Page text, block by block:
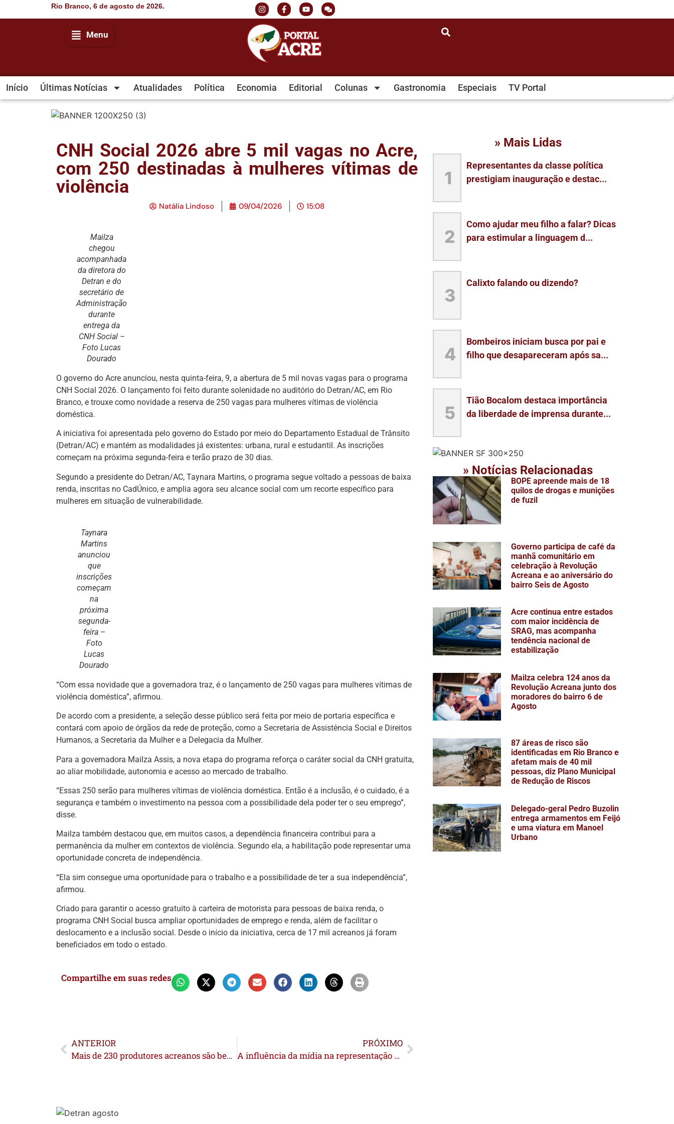
Rio Branco, 6 de agosto de 2026.
Menu
Início Últimas Notícias Atualidades Política Economia Editorial Colunas Gastronomia Especiais TV Portal
CNH Social 2026 abre 5 mil vagas no Acre,
com 250 destinadas à mulheres vítimas de
violência
Natália Lindoso 09/04/2026 15:08
Mailza
chegou
acompanhada
da diretora do
Detran e do
secretário de
Administração
durante
entrega da
CNH Social –
Foto Lucas
Dourado
O governo do Acre anunciou, nesta quinta-feira, 9, a abertura de 5 mil novas vagas para o programa
CNH Social 2026. O lançamento foi feito durante solenidade no auditório do Detran/AC, em Rio
Branco, e trouxe como novidade a reserva de 250 vagas para mulheres vítimas de violência
doméstica.
A iniciativa foi apresentada pelo governo do Estado por meio do Departamento Estadual de Trânsito
(Detran/AC) e mantém as modalidades já existentes: urbana, rural e estudantil. As inscrições
começam na próxima segunda-feira e terão prazo de 30 dias.
Segundo a presidente do Detran/AC, Taynara Martins, o programa segue voltado a pessoas de baixa
renda, inscritas no CadÚnico, e amplia agora seu alcance social com um recorte específico para
mulheres em situação de vulnerabilidade.
Taynara
Martins
anunciou
que
inscrições
começam
na
próxima
segunda-
feira –
Foto
Lucas
Dourado
“Com essa novidade que a governadora traz, é o lançamento de 250 vagas para mulheres vítimas de
violência doméstica”, afirmou.
De acordo com a presidente, a seleção desse público será feita por meio de portaria específica e
contará com apoio de órgãos da rede de proteção, como a Secretaria de Assistência Social e Direitos
Humanos, a Secretaria da Mulher e a Delegacia da Mulher.
Para a governadora Mailza Assis, a nova etapa do programa reforça o caráter social da CNH gratuita,
ao aliar mobilidade, autonomia e acesso ao mercado de trabalho.
“Essas 250 serão para mulheres vítimas de violência doméstica. Então é a inclusão, é o cuidado, é a
segurança e também o investimento na pessoa com a possibilidade dela poder ter o seu emprego”,
disse.
Mailza também destacou que, em muitos casos, a dependência financeira contribui para a
permanência da mulher em contextos de violência. Segundo ela, a habilitação pode representar uma
oportunidade concreta de independência.
“Ela sim consegue uma oportunidade para o trabalho e a possibilidade de ter a sua independência”,
afirmou.
Criado para garantir o acesso gratuito à carteira de motorista para pessoas de baixa renda, o
programa CNH Social busca ampliar oportunidades de emprego e renda, além de facilitar o
deslocamento e a inclusão social. Desde o início da iniciativa, cerca de 17 mil acreanos já foram
beneficiados em todo o estado.
Compartilhe em suas redes
ANTERIOR
Mais de 230 produtores acreanos são beneficiados com insumos voltados para fortalecimento da pecuária leiteira
PRÓXIMO
A influência da mídia na representação LGBTI+: um olhar sobre o papel social da imprensa
» Mais Lidas
1
Representantes da classe política
prestigiam inauguração e destac...
2
Como ajudar meu filho a falar? Dicas
para estimular a linguagem d...
3
Calixto falando ou dizendo?
4
Bombeiros iniciam busca por pai e
filho que desapareceram após sa...
5
Tião Bocalom destaca importância
da liberdade de imprensa durante...
» Notícias Relacionadas
BOPE apreende mais de 18
quilos de drogas e munições
de fuzil
Governo participa de café da
manhã comunitário em
celebração à Revolução
Acreana e ao aniversário do
bairro Seis de Agosto
Acre continua entre estados
com maior incidência de
SRAG, mas acompanha
tendência nacional de
estabilização
Mailza celebra 124 anos da
Revolução Acreana junto dos
moradores do bairro 6 de
Agosto
87 áreas de risco são
identificadas em Rio Branco e
afetam mais de 40 mil
pessoas, diz Plano Municipal
de Redução de Riscos
Delegado-geral Pedro Buzolin
entrega armamentos em Feijó
e uma viatura em Manoel
Urbano